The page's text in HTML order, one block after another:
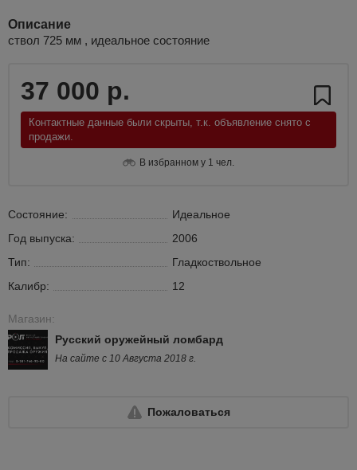
Описание
ствол 725 мм , идеальное состояние
37 000 р.
Контактные данные были скрыты, т.к. объявление снято с
продажи.
В избранном у 1 чел.
Состояние:
Идеальное
Год выпуска:
2006
Тип:
Гладкоствольное
Калибр:
12
Магазин:
Русский оружейный ломбард
На сайте с 10 Августа 2018 г.
Пожаловаться